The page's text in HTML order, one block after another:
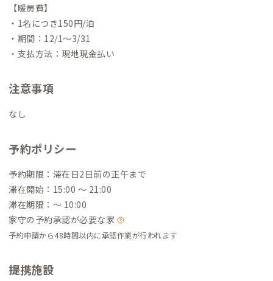
【暖房費】
・1名につき150円/泊
・期間：12/1〜3/31
・支払方法：現地現金払い
注意事項
なし
予約ポリシー
予約期限：滞在日2日前の正午まで
滞在開始：15:00 〜 21:00
滞在期限：〜 10:00
家守の予約承認が必要な家
予約申請から48時間以内に承認作業が行われます
提携施設